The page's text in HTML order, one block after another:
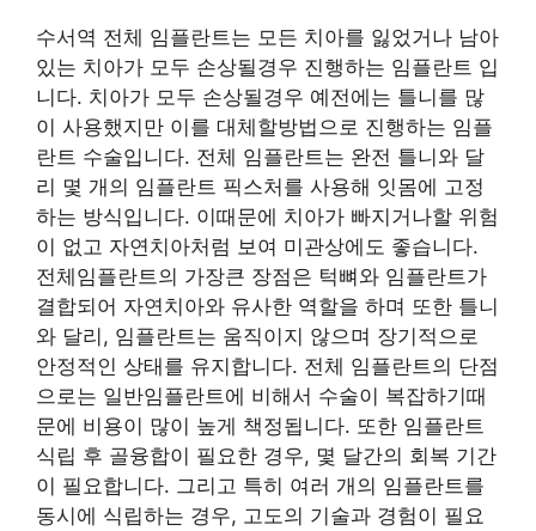
수서역 전체 임플란트는 모든 치아를 잃었거나 남아
있는 치아가 모두 손상될경우 진행하는 임플란트 입
니다. 치아가 모두 손상될경우 예전에는 틀니를 많
이 사용했지만 이를 대체할방법으로 진행하는 임플
란트 수술입니다. 전체 임플란트는 완전 틀니와 달
리 몇 개의 임플란트 픽스처를 사용해 잇몸에 고정
하는 방식입니다. 이때문에 치아가 빠지거나할 위험
이 없고 자연치아처럼 보여 미관상에도 좋습니다.
전체임플란트의 가장큰 장점은 턱뼈와 임플란트가
결합되어 자연치아와 유사한 역할을 하며 또한 틀니
와 달리, 임플란트는 움직이지 않으며 장기적으로
안정적인 상태를 유지합니다. 전체 임플란트의 단점
으로는 일반임플란트에 비해서 수술이 복잡하기때
문에 비용이 많이 높게 책정됩니다. 또한 임플란트
식립 후 골융합이 필요한 경우, 몇 달간의 회복 기간
이 필요합니다. 그리고 특히 여러 개의 임플란트를
동시에 식립하는 경우, 고도의 기술과 경험이 필요